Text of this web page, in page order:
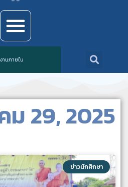
านภายใน
ม 29, 2025
ข่าวนักศึกษา